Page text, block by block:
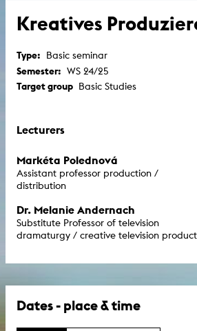
Kreatives
Type: Basic seminar
Semester: WS 24/25
Target group Basic Studies
Lecturers
Markéta Polednová
Assistant professor production /
distribution
Dr. Melanie Andernach
Substitute Professor of television
dramaturgy / creative television
Dates - place & time